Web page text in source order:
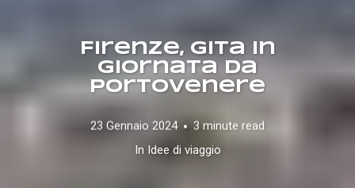
Firenze, gita in
giornata da
Portovenere
23 Gennaio 2024
3 minute read
In Idee di viaggio